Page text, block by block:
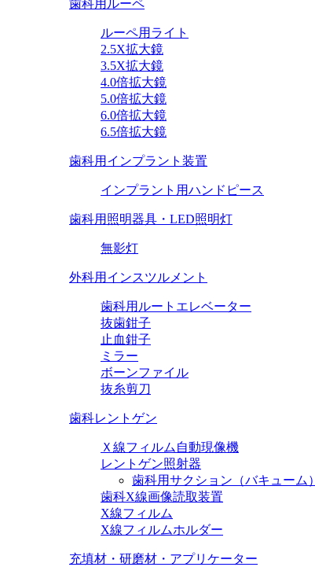
歯科用ルーペ
ルーペ用ライト
2.5X拡大鏡
3.5X拡大鏡
4.0倍拡大鏡
5.0倍拡大鏡
6.0倍拡大鏡
6.5倍拡大鏡
歯科用インプラント装置
インプラント用ハンドピース
歯科用照明器具・LED照明灯
無影灯
外科用インスツルメント
歯科用ルートエレベーター
抜歯鉗子
止血鉗子
ミラー
ボーンファイル
抜糸剪刀
歯科レントゲン
Ｘ線フィルム自動現像機
レントゲン照射器
歯科用サクション（バキューム）
歯科X線画像読取装置
X線フィルム
X線フィルムホルダー
充填材・研磨材・アプリケーター